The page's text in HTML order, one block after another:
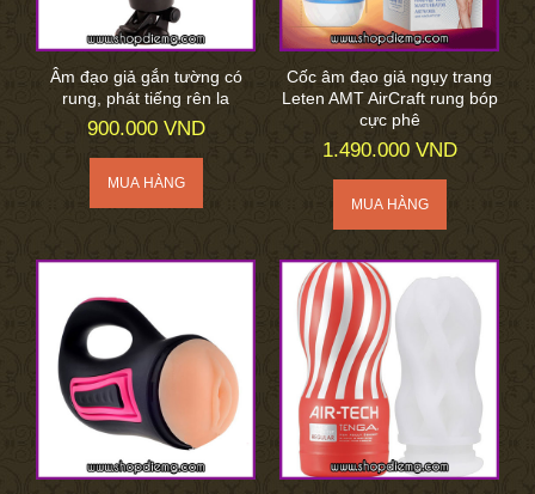
Âm đạo giả gắn tường có
rung, phát tiếng rên la
900.000 VND
Cốc âm đạo giả ngụy trang
Leten AMT AirCraft rung bóp
cực phê
1.490.000 VND